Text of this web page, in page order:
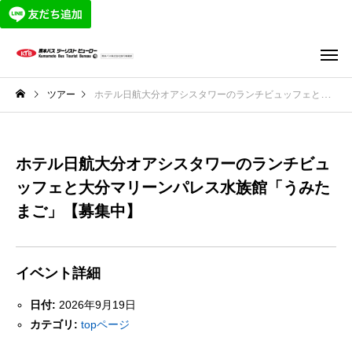
ツアー ホテル日航大分オアシスタワーのランチビュッフェと大分マリーンパレス水族館「うみたまご」【募集中】
ホテル日航大分オアシスタワーのランチビュ
ッフェと大分マリーンパレス水族館「うみた
まご」【募集中】
イベント詳細
日付: 2026年9月19日
カテゴリ: topページ